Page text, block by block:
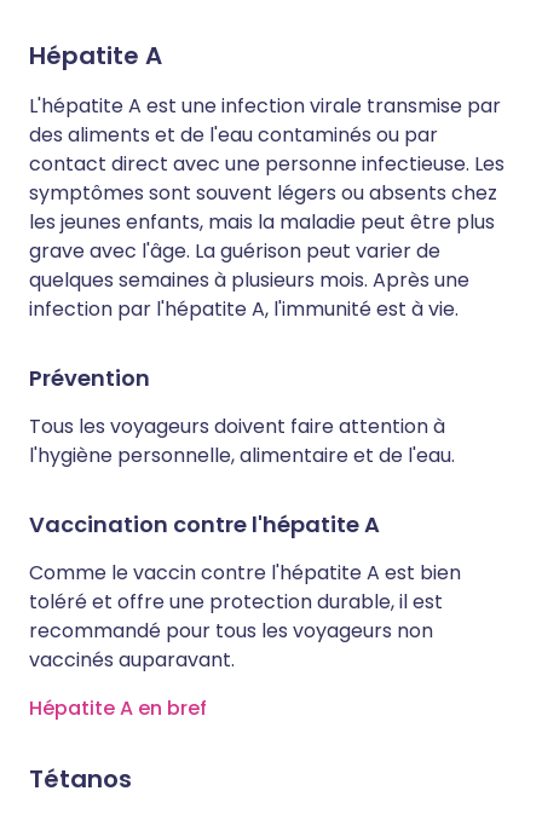
Hépatite A
L'hépatite A est une infection virale transmise par
des aliments et de l'eau contaminés ou par
contact direct avec une personne infectieuse. Les
symptômes sont souvent légers ou absents chez
les jeunes enfants, mais la maladie peut être plus
grave avec l'âge. La guérison peut varier de
quelques semaines à plusieurs mois. Après une
infection par l'hépatite A, l'immunité est à vie.
Prévention
Tous les voyageurs doivent faire attention à
l'hygiène personnelle, alimentaire et de l'eau.
Vaccination contre l'hépatite A
Comme le vaccin contre l'hépatite A est bien
toléré et offre une protection durable, il est
recommandé pour tous les voyageurs non
vaccinés auparavant.
Hépatite A en bref
Tétanos